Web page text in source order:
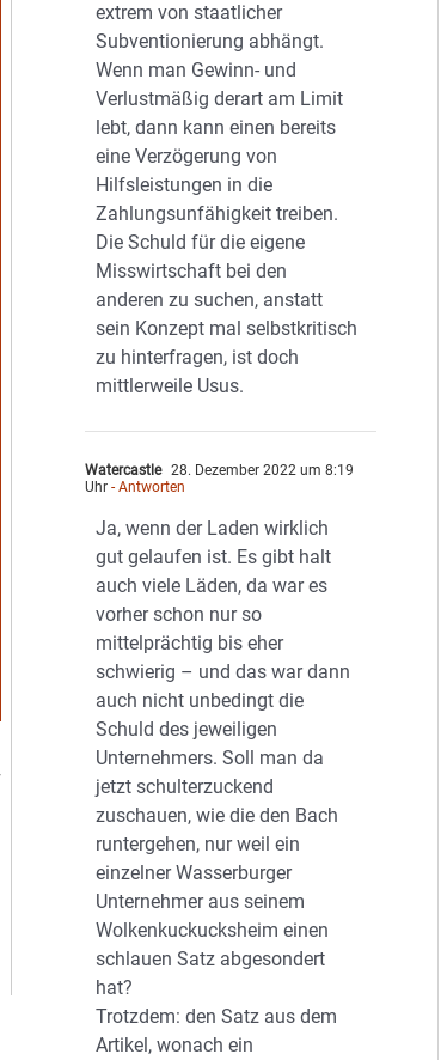
extrem von staatlicher
Subventionierung abhängt.
Wenn man Gewinn- und
Verlustmäßig derart am Limit
lebt, dann kann einen bereits
eine Verzögerung von
Hilfsleistungen in die
Zahlungsunfähigkeit treiben.
Die Schuld für die eigene
Misswirtschaft bei den
anderen zu suchen, anstatt
sein Konzept mal selbstkritisch
zu hinterfragen, ist doch
mittlerweile Usus.
Watercastle 28. Dezember 2022 um 8:19
Uhr - Antworten
Ja, wenn der Laden wirklich
gut gelaufen ist. Es gibt halt
auch viele Läden, da war es
vorher schon nur so
mittelprächtig bis eher
schwierig – und das war dann
auch nicht unbedingt die
Schuld des jeweiligen
Unternehmers. Soll man da
jetzt schulterzuckend
zuschauen, wie die den Bach
runtergehen, nur weil ein
einzelner Wasserburger
Unternehmer aus seinem
Wolkenkuckucksheim einen
schlauen Satz abgesondert
hat?
Trotzdem: den Satz aus dem
Artikel, wonach ein